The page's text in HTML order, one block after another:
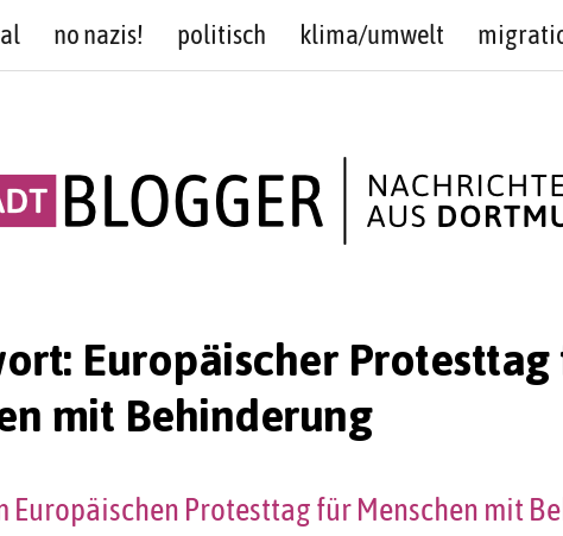
no nazis! politisch klima/umwelt
Europäischer Protesttag
mit Behinderung
Europäischen Protesttag für Menschen mit